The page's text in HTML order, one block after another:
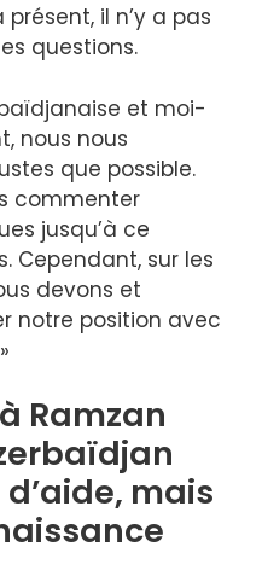
il n’y a pas
questions.
et moi-
nous nous
que possible.
commenter
jusqu’à ce
Cependant, sur les
devons et
notre position avec
Ramzan
mais